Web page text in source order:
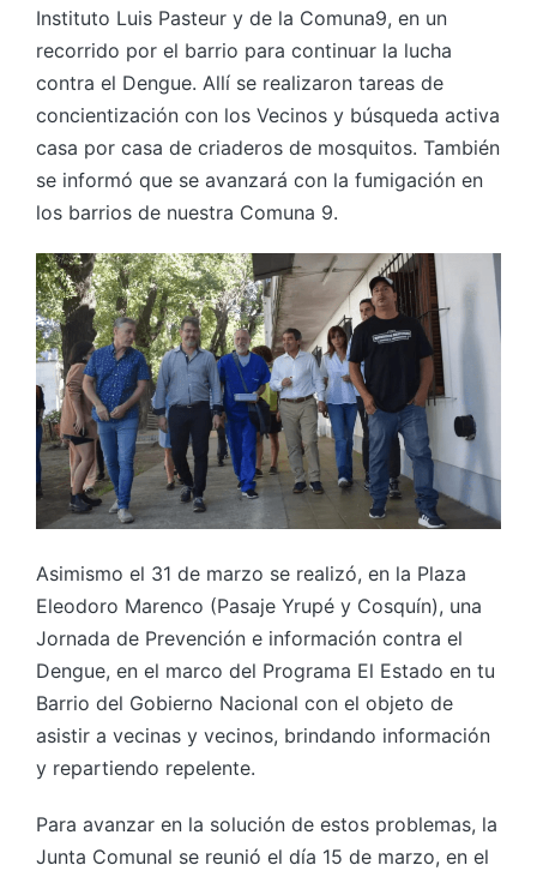
Instituto Luis Pasteur y de la Comuna9, en un
recorrido por el barrio para continuar la lucha
contra el Dengue. Allí se realizaron tareas de
concientización con los Vecinos y búsqueda activa
casa por casa de criaderos de mosquitos. También
se informó que se avanzará con la fumigación en
los barrios de nuestra Comuna 9.
Asimismo el 31 de marzo se realizó, en la Plaza
Eleodoro Marenco (Pasaje Yrupé y Cosquín), una
Jornada de Prevención e información contra el
Dengue, en el marco del Programa El Estado en tu
Barrio del Gobierno Nacional con el objeto de
asistir a vecinas y vecinos, brindando información
y repartiendo repelente.
Para avanzar en la solución de estos problemas, la
Junta Comunal se reunió el día 15 de marzo, en el